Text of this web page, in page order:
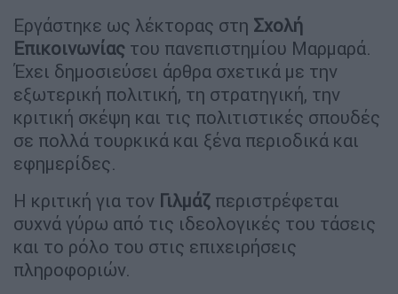
Εργάστηκε ως λέκτορας στη Σχολή
Επικοινωνίας του πανεπιστημίου Μαρμαρά.
Έχει δημοσιεύσει άρθρα σχετικά με την
εξωτερική πολιτική, τη στρατηγική, την
κριτική σκέψη και τις πολιτιστικές σπουδές
σε πολλά τουρκικά και ξένα περιοδικά και
εφημερίδες.
Η κριτική για τον Γιλμάζ περιστρέφεται
συχνά γύρω από τις ιδεολογικές του τάσεις
και το ρόλο του στις επιχειρήσεις
πληροφοριών.